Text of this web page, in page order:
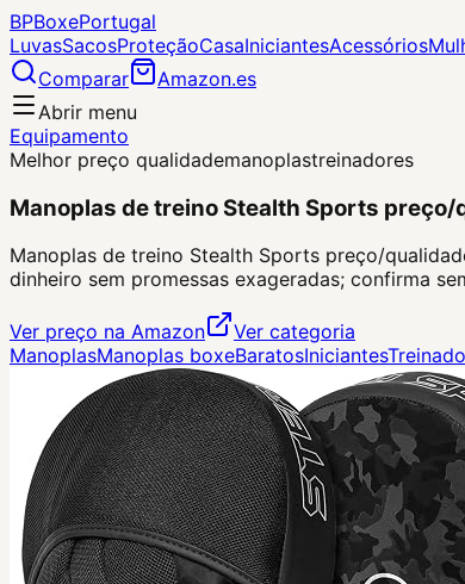
BPBoxePortugal
LuvasSacosProteçãoCasaIniciantesAcessórios
Comparar
Amazon.es
Abrir menu
Equipamento
Melhor preço qualidademanoplastreinadores
Manoplas de treino Stealth Sports preço/
Manoplas de treino Stealth Sports preço/
dinheiro sem promessas exageradas; confirma
Ver preço na Amazon
Ver categoria
ManoplasManoplas boxeBaratosIniciantes